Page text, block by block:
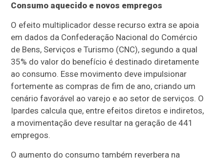
Consumo aquecido e novos empregos
O efeito multiplicador desse recurso extra se apoia
em dados da Confederação Nacional do Comércio
de Bens, Serviços e Turismo (CNC), segundo a qual
35% do valor do benefício é destinado diretamente
ao consumo. Esse movimento deve impulsionar
fortemente as compras de fim de ano, criando um
cenário favorável ao varejo e ao setor de serviços. O
Ipardes calcula que, entre efeitos diretos e indiretos,
a movimentação deve resultar na geração de 441
empregos.
O aumento do consumo também reverbera na